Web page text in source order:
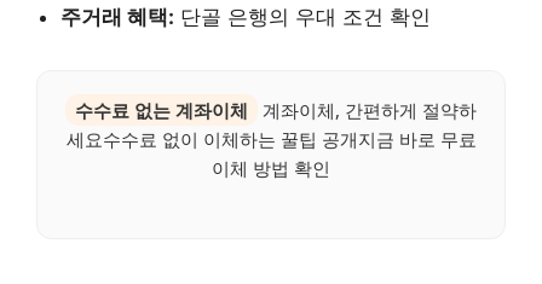
주거래 혜택: 단골 은행의 우대 조건 확인
수수료 없는 계좌이체
계좌이체, 간편하게 절약하
세요수수료 없이 이체하는 꿀팁 공개지금 바로 무료
이체 방법 확인